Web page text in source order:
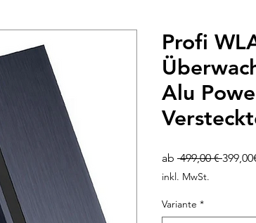
Profi
Alu
ab 499,00 €
inkl. MwSt.
Variante *